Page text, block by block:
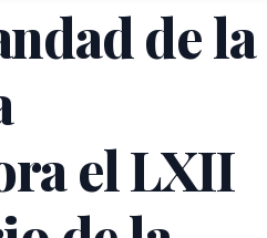
de la
el LXII